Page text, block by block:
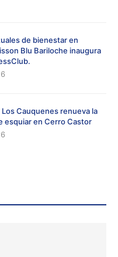
de bienestar en
Blu Bariloche inaugura
Los Cauquenes renueva la
esquiar en Cerro Castor